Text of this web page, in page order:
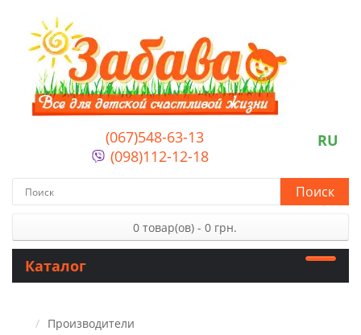
(067)548-63-13
(098)112-12-18
RU
Поиск
0 товар(ов) - 0 грн.
Каталог
Производители